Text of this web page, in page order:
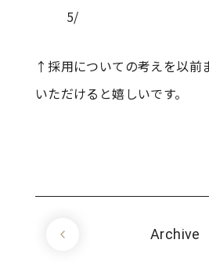
5/
↑採用についての考えを以前
いただけると嬉しいです。
Archive